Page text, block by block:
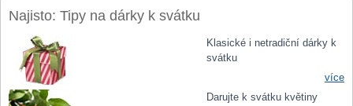
Najisto: Tipy na dárky k svátku
Klasické i netradiční dárky k
svátku
více
Darujte k svátku květiny